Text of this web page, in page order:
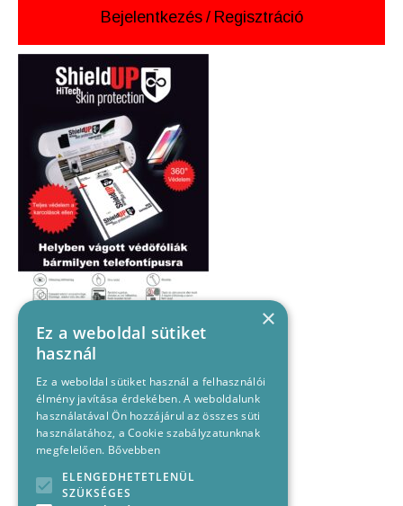
Bejelentkezés / Regisztráció
×
Ez a weboldal sütiket
használ
Ez a weboldal sütiket használ a felhasználói
élmény javítása érdekében. A weboldalunk
használatával Ön hozzájárul az összes süti
használatához, a Cookie szabályzatunknak
megfelelően. Bővebben
ELENGEDHETETLENÜL
SZÜKSÉGES